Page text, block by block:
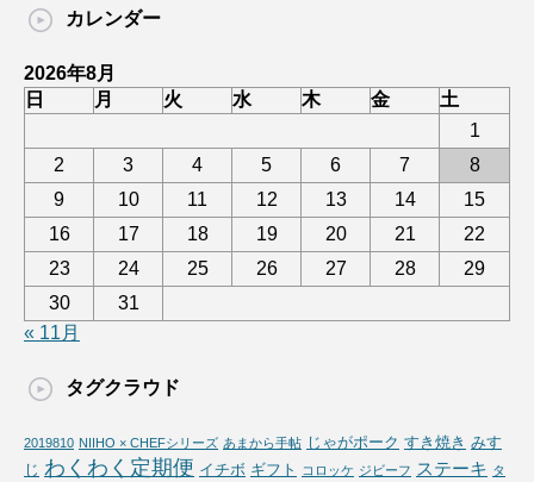
カレンダー
2026年8月
日
月 火 水 木 金
土
1
2
3 4 5 6 7
8
9
10 11 12 13 14
15
16
17 18 19 20 21
22
23
24 25 26 27 28
29
30
31
« 11月
タグクラウド
2019810 NIIHO × CHEFシリーズ あまから手帖 じゃがポーク すき焼き みす
じ わくわく定期便 イチボ ギフト コロッケ ジビーフ ステーキ タ